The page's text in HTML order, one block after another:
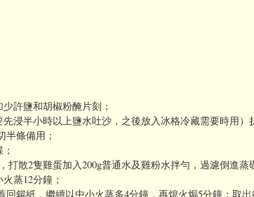
許鹽和胡椒粉醃片刻；
浸半小時以上鹽水吐沙，之後放入冰格冷藏需要時用）
半條備用；
散2隻雞蛋加入200g普通水及雞粉水拌勻，過濾倒進蒸
蒸12分鐘；
回鍚紙，繼續以中小火蒸多4分鐘，再熄火焗5分鐘；取